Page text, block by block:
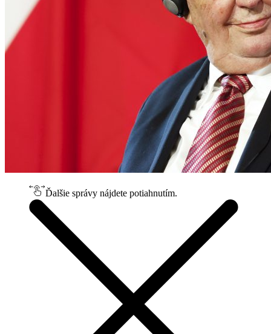
Ďalšie správy nájdete potiahnutím.